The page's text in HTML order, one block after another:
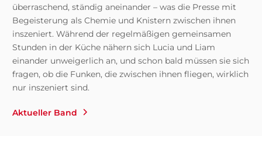
überraschend, ständig aneinander – was die Presse mit
Begeisterung als Chemie und Knistern zwischen ihnen
inszeniert. Während der regelmäßigen gemeinsamen
Stunden in der Küche nähern sich Lucia und Liam
einander unweigerlich an, und schon bald müssen sie sich
fragen, ob die Funken, die zwischen ihnen fliegen, wirklich
nur inszeniert sind.
Aktueller Band